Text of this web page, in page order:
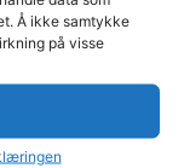
Å ikke samtykke
på visse